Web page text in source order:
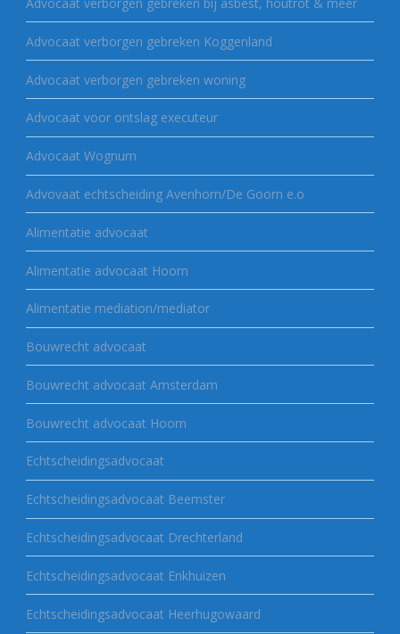
Advocaat verborgen gebreken Koggenland
Advocaat verborgen gebreken woning
Advocaat voor ontslag executeur
Advocaat Wognum
Advovaat echtscheiding Avenhorn/De Goorn e.o
Alimentatie advocaat
Alimentatie advocaat Hoorn
Alimentatie mediation/mediator
Bouwrecht advocaat
Bouwrecht advocaat Amsterdam
Bouwrecht advocaat Hoorn
Echtscheidingsadvocaat
Echtscheidingsadvocaat Beemster
Echtscheidingsadvocaat Drechterland
Echtscheidingsadvocaat Enkhuizen
Echtscheidingsadvocaat Heerhugowaard